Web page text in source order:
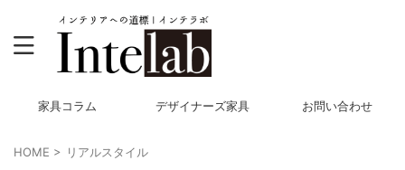
家具コラム デザイナーズ家具 お問い合わせ
HOME > リアルスタイル